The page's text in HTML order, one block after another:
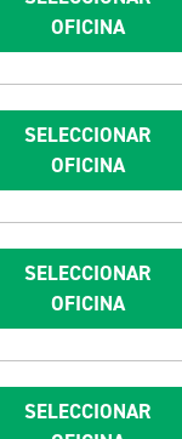
OFICINA
SELECCIONAR
OFICINA
SELECCIONAR
OFICINA
SELECCIONAR